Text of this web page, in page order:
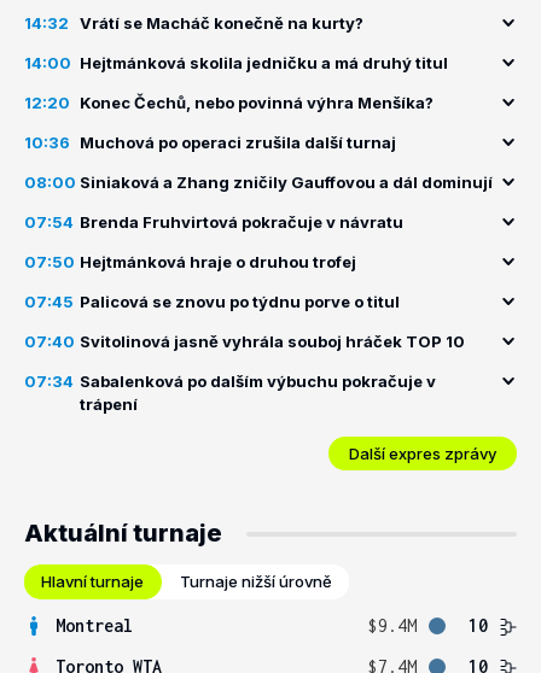
14:32 Vrátí se Macháč konečně na kurty?
14:00 Hejtmánková skolila jedničku a má druhý titul
12:20 Konec Čechů, nebo povinná výhra Menšíka?
10:36 Muchová po operaci zrušila další turnaj
08:00 Siniaková a Zhang zničily Gauffovou a dál dominují
07:54 Brenda Fruhvirtová pokračuje v návratu
07:50 Hejtmánková hraje o druhou trofej
07:45 Palicová se znovu po týdnu porve o titul
07:40 Svitolinová jasně vyhrála souboj hráček TOP 10
07:34 Sabalenková po dalším výbuchu pokračuje v
trápení
Další expres zprávy
Aktuální turnaje
Hlavní turnaje Turnaje nižší úrovně
Montreal $9.4M
10
Toronto WTA
$7.4M 10